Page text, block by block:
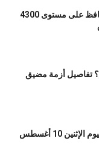
هل يواصل الذهب التراجع أم يحافظ على مستوى 4300
تفاصيل أزمة مضيق
ارتفاع سعر الدولار في سوريا اليوم الإثنين 10 أغسطس